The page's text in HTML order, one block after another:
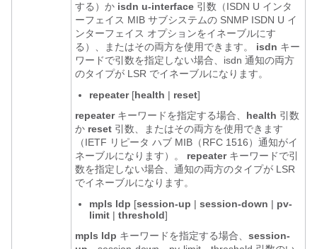
する）か isdn u-interface 引数（ISDN U インタ
ーフェイス MIB サブシステムの SNMP ISDN U イ
ンターフェイス オプションをイネーブルにす
る）、またはその両方を使用できます。 isdn キー
ワードで引数を指定しない場合、isdn 通知の両方
のタイプが LSR でイネーブルになります。
repeater [health | reset]
repeaterキーワードを指定する場合、 health 引数
か reset 引数、またはその両方を使用できます
（IETF リピータ ハブ MIB（RFC 1516）通知がイ
ネーブルになります）。 repeaterキーワードで引
数を指定しない場合、通知の両方のタイプが LSR
でイネーブルになります。
mpls ldp [session-up | session-down | pv-
limit | threshold]
mpls ldp キーワードを指定する場合、 session-